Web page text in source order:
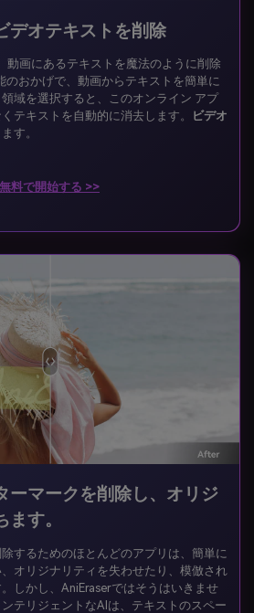
デオテキストを削除
動画にあるテキストを魔法のように削除
のおかげで、動画からテキストを簡単に
域を選択すると、このオンライン アプ
テキストを自動的に消去します。
ビデオ
す。
無料で開始する >>
ーマークを削除し、オリジ
す。
するためのほとんどのアプリは、簡単に
オリジナリティを失わせたり、模倣され
しかし、AniEraserではそうはいきませ
テリジェントなAIは、テキストのスペー